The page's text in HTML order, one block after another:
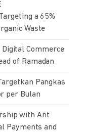
a 65%
Waste
Commerce
of Ramadan
Pangkas
per Bulan
with Ant
Payments and